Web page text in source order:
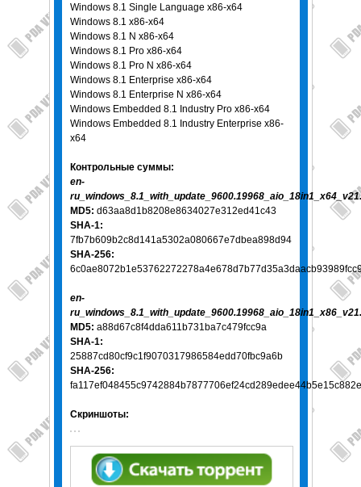
Windows 8.1 Single Language x86-x64
Windows 8.1 x86-x64
Windows 8.1 N x86-x64
Windows 8.1 Pro x86-x64
Windows 8.1 Pro N x86-x64
Windows 8.1 Enterprise x86-x64
Windows 8.1 Enterprise N x86-x64
Windows Embedded 8.1 Industry Pro x86-x64
Windows Embedded 8.1 Industry Enterprise x86-
x64
Контрольные суммы:
en-
MD5: d63aa8d1b8208e8634027e312ed41c43
SHA-1:
7fb7b609b2c8d141a5302a080667e7dbea898d94
SHA-256:
en-
MD5: a88d67c8f4dda611b731ba7c479fcc9a
SHA-1:
25887cd80cf9c1f9070317986584edd70fbc9a6b
SHA-256:
Скриншоты: